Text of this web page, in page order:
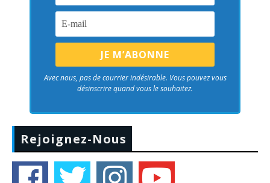
Avec nous, pas de courrier indésirable. Vous pouvez vous
désinscrire quand vous le souhaitez.
Rejoignez-Nous